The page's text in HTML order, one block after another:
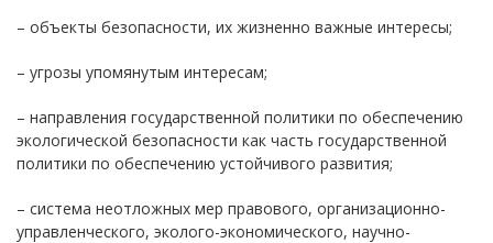
– объекты безопасности, их жизненно важные интересы;
– угрозы упомянутым интересам;
– направления государственной политики по обеспечению
экологической безопасности как часть государственной
политики по обеспечению устойчивого развития;
– система неотложных мер правового, организационно-
управленческого, эколого-экономического, научно-